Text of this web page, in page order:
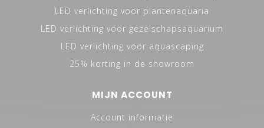
LED verlichting voor plantenaquaria
LED verlichting voor gezelschapsaquarium
LED verlichting voor aquascaping
25% korting in de showroom
MIJN ACCOUNT
Account informatie